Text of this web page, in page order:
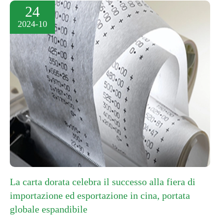
24
2024-10
La carta dorata celebra il successo alla fiera di
importazione ed esportazione in cina, portata
globale espandibile